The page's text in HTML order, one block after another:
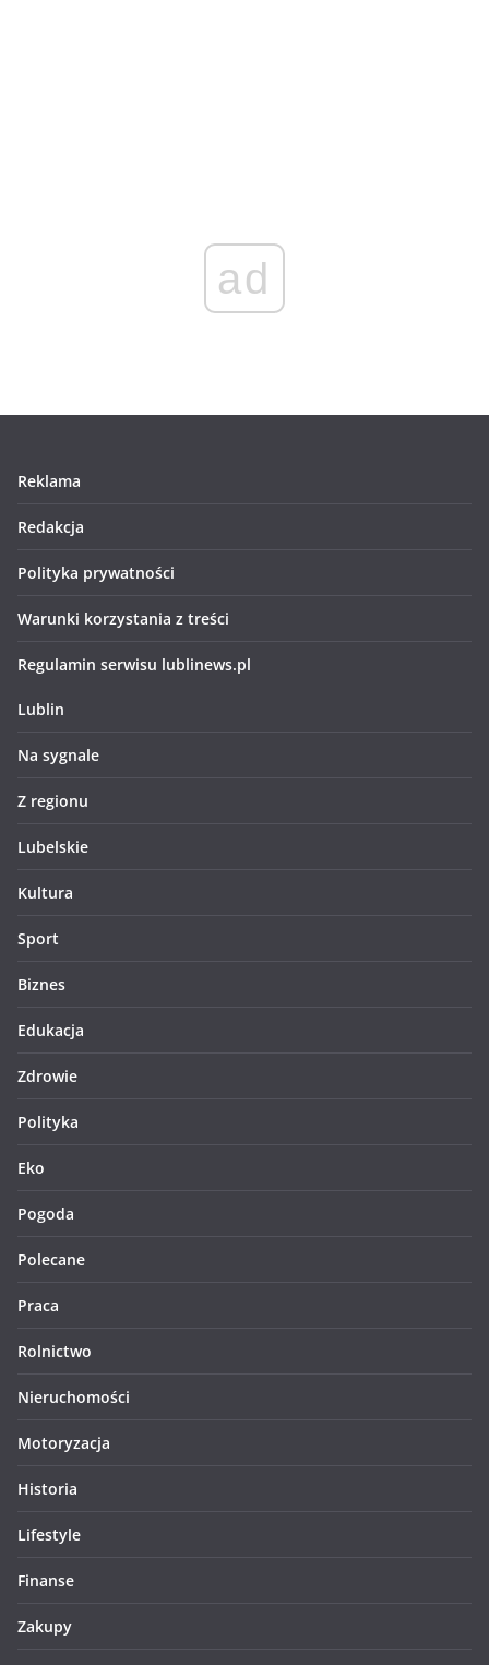
ad
Reklama
Redakcja
Polityka prywatności
Warunki korzystania z treści
Regulamin serwisu lublinews.pl
Lublin
Na sygnale
Z regionu
Lubelskie
Kultura
Sport
Biznes
Edukacja
Zdrowie
Polityka
Eko
Pogoda
Polecane
Praca
Rolnictwo
Nieruchomości
Motoryzacja
Historia
Lifestyle
Finanse
Zakupy